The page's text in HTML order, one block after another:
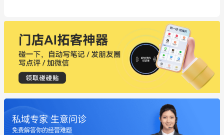
私域专家 生意问诊
免费解答你的经营难题